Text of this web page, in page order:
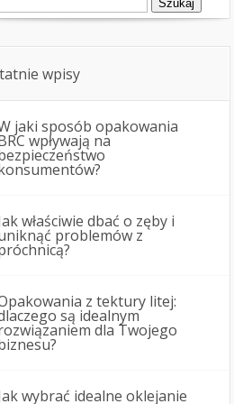
wpisy
jaki sposób opakowania
wpływają na
właściwie dbać o zęby i
problemów z
z tektury litej:
są idealnym
dla Twojego
wybrać idealne oklejanie